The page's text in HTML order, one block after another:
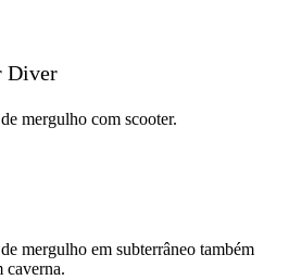
Diver
mergulho com scooter.
mergulho em subterrâneo também
caverna.